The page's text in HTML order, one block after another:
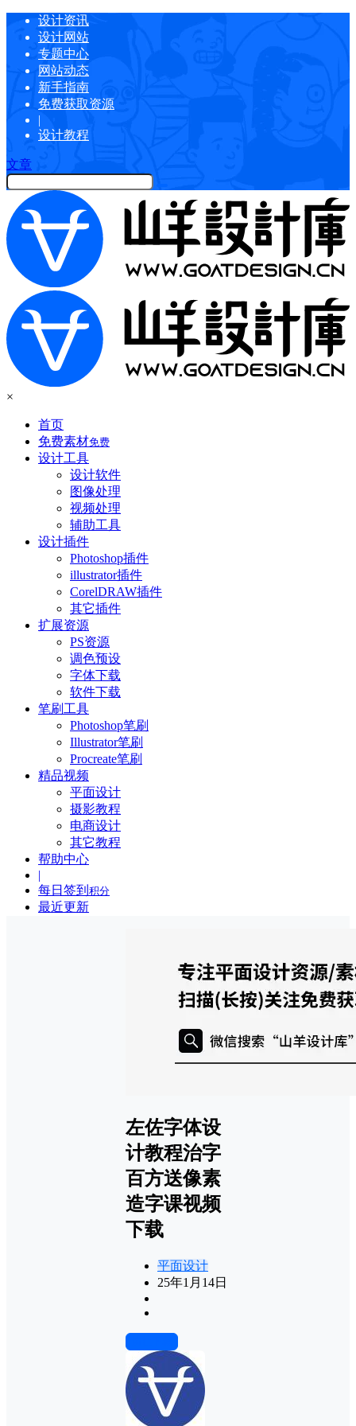
设计资讯
设计网站
专题中心
网站动态
新手指南
免费获取资源
|
设计教程
文章
×
首页
免费素材免费
设计工具
设计软件
图像处理
视频处理
辅助工具
设计插件
Photoshop插件
illustrator插件
CorelDRAW插件
其它插件
扩展资源
PS资源
调色预设
字体下载
软件下载
笔刷工具
Photoshop笔刷
Illustrator笔刷
Procreate笔刷
精品视频
平面设计
摄影教程
电商设计
其它教程
帮助中心
|
每日签到 积分
最近更新
左佐字体设
计教程治字
百方送像素
造字课视频
下载
平面设计
25年1月14日